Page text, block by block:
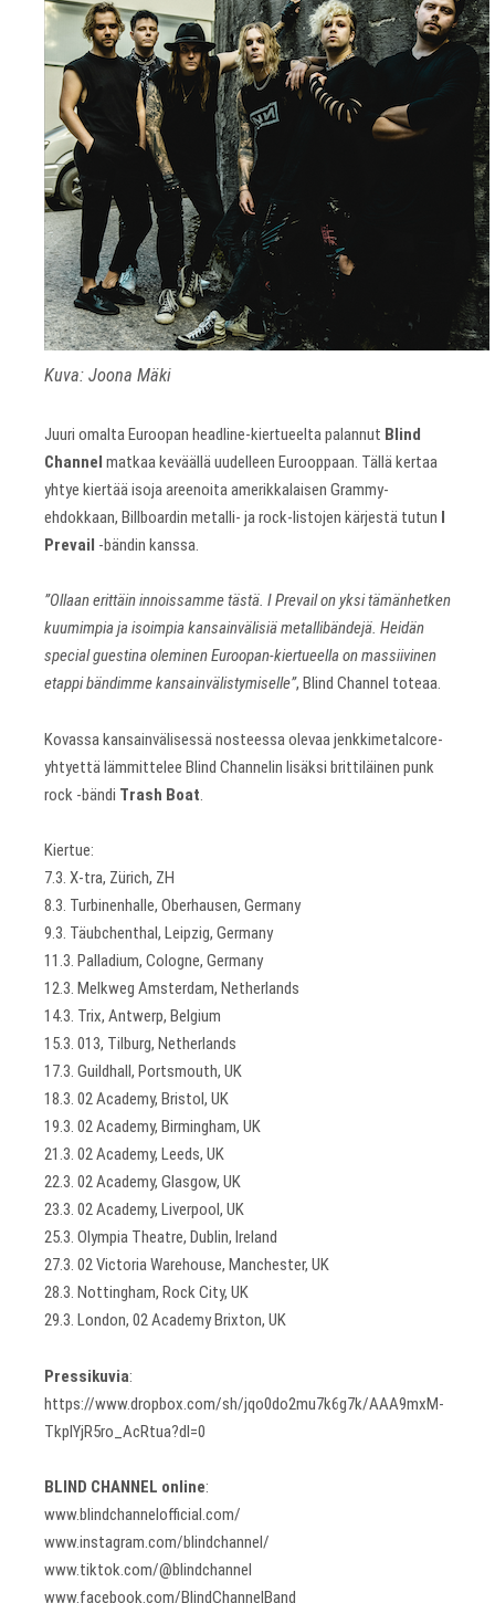
Kuva: Joona Mäki
Juuri omalta Euroopan headline-kiertueelta palannut Blind
Channel matkaa keväällä uudelleen Eurooppaan. Tällä kertaa
yhtye kiertää isoja areenoita amerikkalaisen Grammy-
ehdokkaan, Billboardin metalli- ja rock-listojen kärjestä tutun I
Prevail -bändin kanssa.
”Ollaan erittäin innoissamme tästä. I Prevail on yksi tämänhetken
kuumimpia ja isoimpia kansainvälisiä metallibändejä. Heidän
special guestina oleminen Euroopan-kiertueella on massiivinen
etappi bändimme kansainvälistymiselle”, Blind Channel toteaa.
Kovassa kansainvälisessä nosteessa olevaa jenkkimetalcore-
yhtyettä lämmittelee Blind Channelin lisäksi brittiläinen punk
rock -bändi Trash Boat.
Kiertue:
7.3. X-tra, Zürich, ZH
8.3. Turbinenhalle, Oberhausen, Germany
9.3. Täubchenthal, Leipzig, Germany
11.3. Palladium, Cologne, Germany
12.3. Melkweg Amsterdam, Netherlands
14.3. Trix, Antwerp, Belgium
15.3. 013, Tilburg, Netherlands
17.3. Guildhall, Portsmouth, UK
18.3. 02 Academy, Bristol, UK
19.3. 02 Academy, Birmingham, UK
21.3. 02 Academy, Leeds, UK
22.3. 02 Academy, Glasgow, UK
23.3. 02 Academy, Liverpool, UK
25.3. Olympia Theatre, Dublin, Ireland
27.3. 02 Victoria Warehouse, Manchester, UK
28.3. Nottingham, Rock City, UK
29.3. London, 02 Academy Brixton, UK
Pressikuvia:
https://www.dropbox.com/sh/jqo0do2mu7k6g7k/AAA9mxM-
TkpIYjR5ro_AcRtua?dl=0
BLIND CHANNEL online:
www.blindchannelofficial.com/
www.instagram.com/blindchannel/
www.tiktok.com/@blindchannel
www.facebook.com/BlindChannelBand